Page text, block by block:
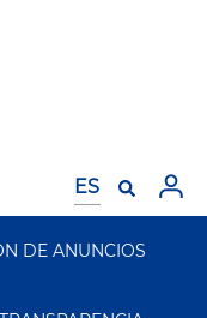
DE ANUNCIOS